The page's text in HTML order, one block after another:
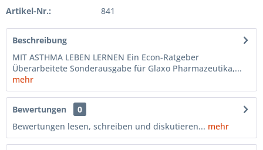
Artikel-Nr.: 841
Beschreibung
MIT ASTHMA LEBEN LERNEN Ein Econ-Ratgeber
Überarbeitete Sonderausgabe für Glaxo Pharmazeutika,...
mehr
Bewertungen
0
Bewertungen lesen, schreiben und diskutieren... mehr